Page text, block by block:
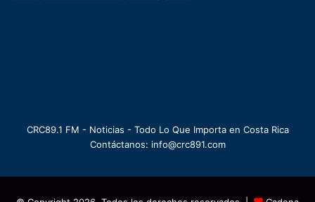
CRC89.1 FM - Noticias - Todo Lo Que Importa en Costa Rica
Contáctanos: info@crc891.com